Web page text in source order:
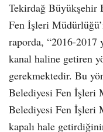
Tekirdağ Büyükşehir
Fen İşleri
raporda, “2016-2017
kanal haline getiren
gerekmektedir. Bu
Belediyesi Fen İşleri
Belediyesi Fen İşleri
kapalı hale